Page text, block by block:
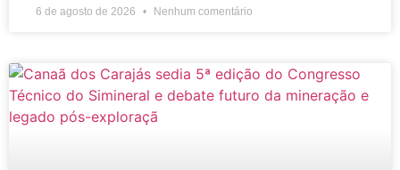
6 de agosto de 2026 Nenhum comentário